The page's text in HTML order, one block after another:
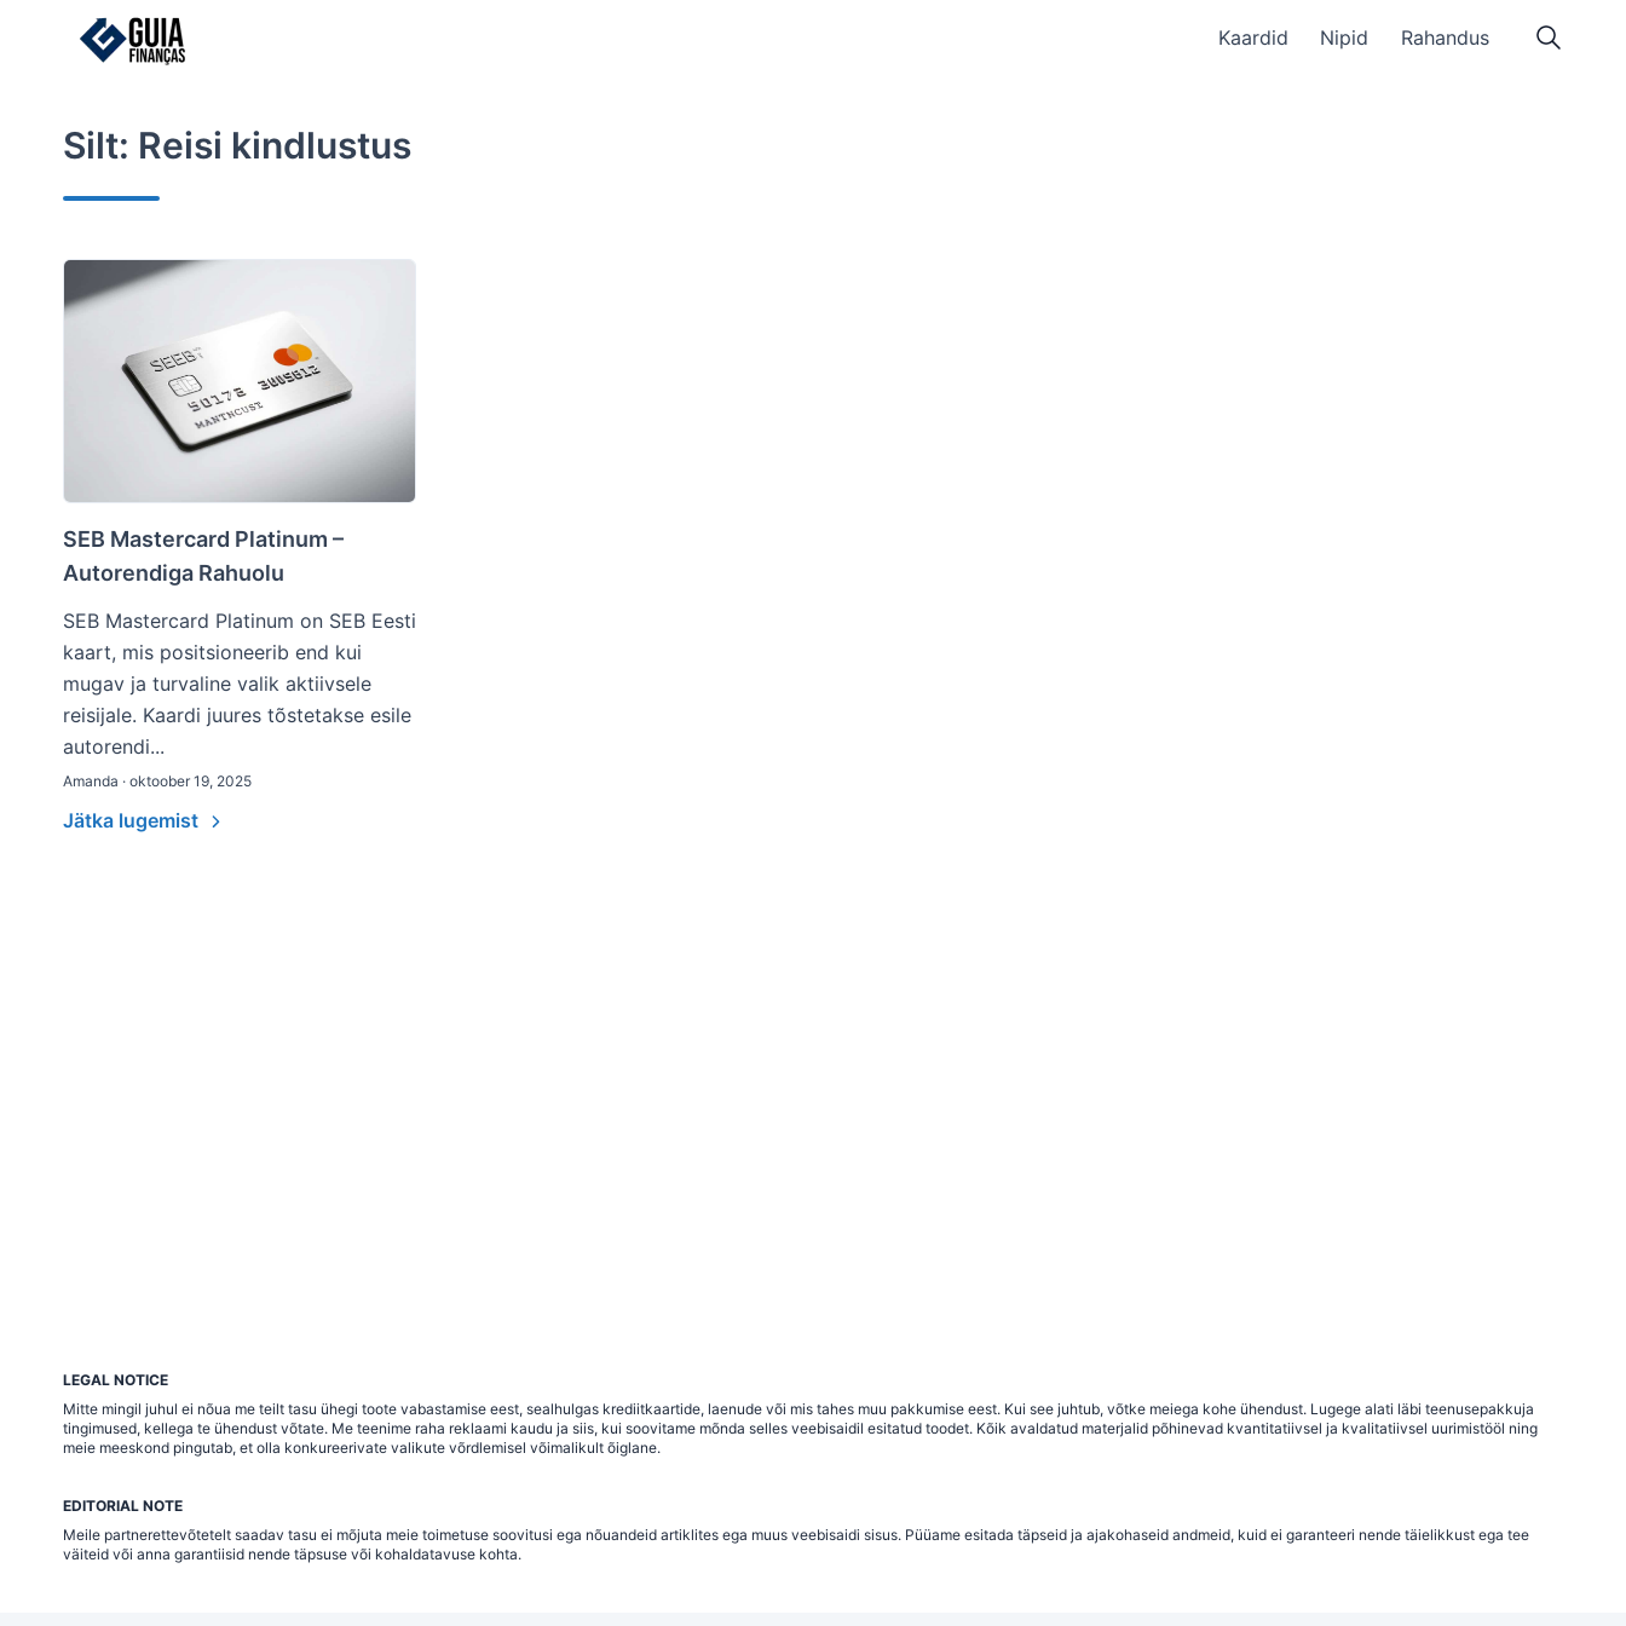
Kaardid Nipid Rahandus
Silt: Reisi kindlustus
SEB Mastercard Platinum –
Autorendiga Rahuolu
SEB Mastercard Platinum on SEB Eesti
kaart, mis positsioneerib end kui
mugav ja turvaline valik aktiivsele
reisijale. Kaardi juures tõstetakse esile
autorendi...
Amanda · oktoober 19, 2025
Jätka lugemist
LEGAL NOTICE
Mitte mingil juhul ei nõua me teilt tasu ühegi toote vabastamise eest, sealhulgas krediitkaartide, laenude või mis tahes muu pakkumise eest. Kui see juhtub, võtke meiega kohe ühendust. Lugege alati läbi teenusepakkuja
tingimused, kellega te ühendust võtate. Me teenime raha reklaami kaudu ja siis, kui soovitame mõnda selles veebisaidil esitatud toodet. Kõik avaldatud materjalid põhinevad kvantitatiivsel ja kvalitatiivsel uurimistööl ning
meie meeskond pingutab, et olla konkureerivate valikute võrdlemisel võimalikult õiglane.
EDITORIAL NOTE
Meile partnerettevõtetelt saadav tasu ei mõjuta meie toimetuse soovitusi ega nõuandeid artiklites ega muus veebisaidi sisus. Püüame esitada täpseid ja ajakohaseid andmeid, kuid ei garanteeri nende täielikkust ega tee
väiteid või anna garantiisid nende täpsuse või kohaldatavuse kohta.